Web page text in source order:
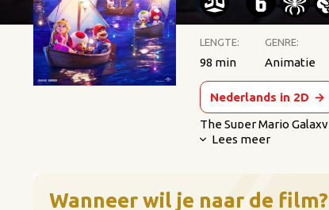
LENGTE: GENRE:
98 min Animatie
Nederlands in 2D →
The Super Mario
de The Super Mario
Miyamoto van
Lees meer
Wanneer wil je naar de film?